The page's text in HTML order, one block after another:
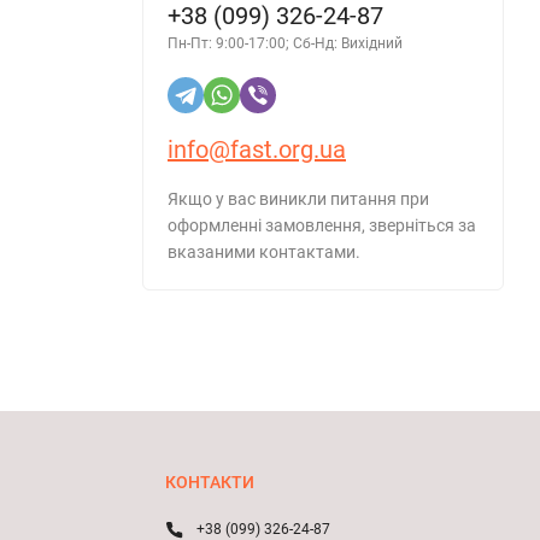
+38 (099) 326-24-87
Пн-Пт: 9:00-17:00; Сб-Нд: Вихідний
info@fast.org.ua
Якщо у вас виникли питання при
оформленні замовлення, зверніться за
вказаними контактами.
КОНТАКТИ
+38 (099) 326-24-87